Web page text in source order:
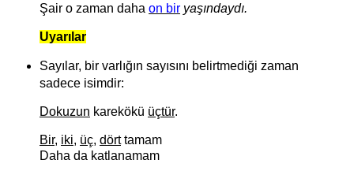
Şair o zaman daha on bir yaşındaydı.
Uyarılar
Sayılar, bir varlığın sayısını belirtmediği zaman
sadece isimdir:
Dokuzun karekökü üçtür.
Bir, iki, üç, dörttamam
Daha da katlanamam